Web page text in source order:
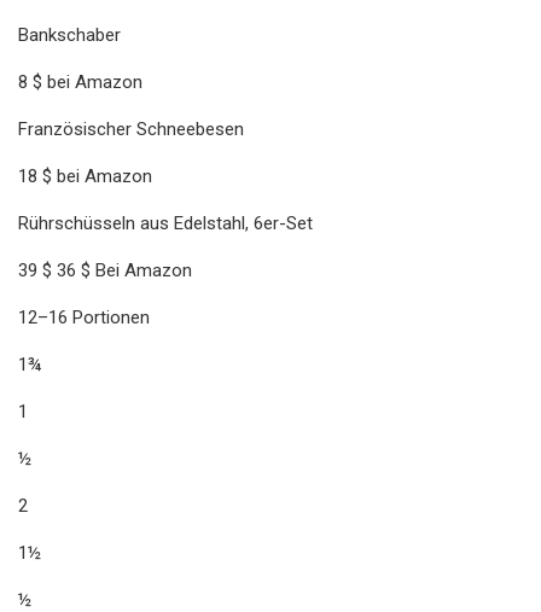
Bankschaber
8 $ bei Amazon
Französischer Schneebesen
18 $ bei Amazon
Rührschüsseln aus Edelstahl, 6er-Set
39 $ 36 $ Bei Amazon
12–16 Portionen
1¾
1
½
2
1½
½